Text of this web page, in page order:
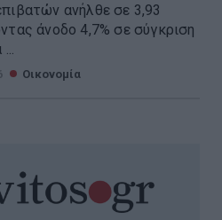
ανήλθε σε 3,93
άνοδο 4,7% σε σύγκριση
Οικονομία